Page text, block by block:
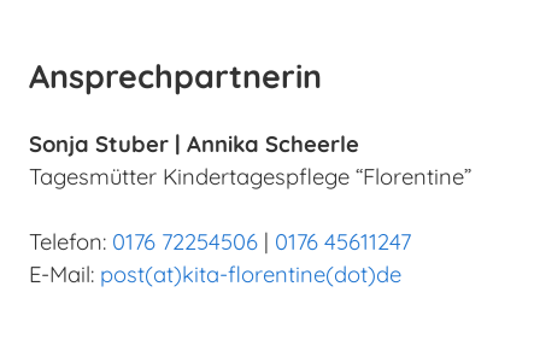
Ansprechpartnerin
Sonja Stuber | Annika Scheerle
Tagesmütter Kindertagespflege “Florentine”
Telefon: 0176 72254506 | 0176 45611247
E-Mail: post(at)kita-florentine(dot)de